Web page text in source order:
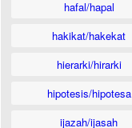
hafal/hapal
hakikat/hakekat
hierarki/hirarki
hipotesis/hipotesa
ijazah/ijasah